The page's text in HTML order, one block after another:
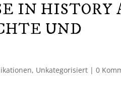
IN HISTORY
UND
, Unkategorisiert |0